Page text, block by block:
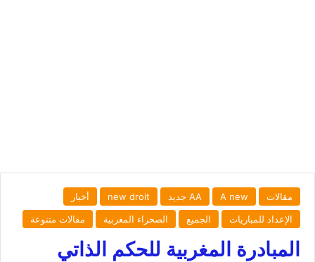
مقالات A new AA جديد new droit
أخبار
الإعداد للمباريات
الجميع الصحراء المغربية مقالات متنوعة
المبادرة المغربية للحكم الذاتي